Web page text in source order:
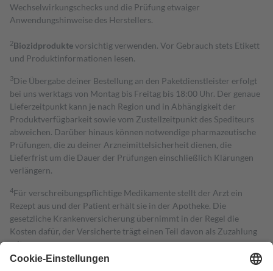
Wechselwirkungschecks und die Prüfung etwaiger
Anwendungshinweise des Herstellers.
2Biozidproduktevorsichtig verwenden. Vor Gebrauch stets Etikett
und Produktinformationen lesen.
3Die Übergabe deiner Bestellung an den Paketdienstleister erfolgt
bei uns werktags von Montag bis Freitag bis 18:00 Uhr. Der genaue
Lieferzeitpunkt kann je nach Region und in Abhängigkeit der
Produktverfügbarkeit sowie vom Zustellzeitpunkt des Spediteurs
abweichen. Darüber hinaus können notwendige pharmazeutische
Prüfungen, die zu deiner Arzneimittelsicherheit dienen, die
Lieferfrist um die Dauer der Prüfungen einschließlich Klärungen
verlängern.
4Für verschreibungspflichtige Medikamente stellt der Arzt ein
Rezept aus und der Patient erhält sie in der Apotheke. Die
gesetzliche Krankenversicherung übernimmt in der Regel die
Kosten dafür, der Versicherte trägt einen Teil davon als Zuzahlung
mit.
Grundsätzlich leisten Mitglieder Zuzahlungen in Höhe von zehn